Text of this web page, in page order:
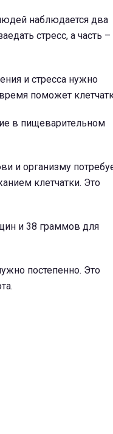
наблюдается два
стресс, а часть –
и стресса нужно
поможет
в пищеварительном
и организму
клетчатки. Это
и 38 граммов для
постепенно. Это